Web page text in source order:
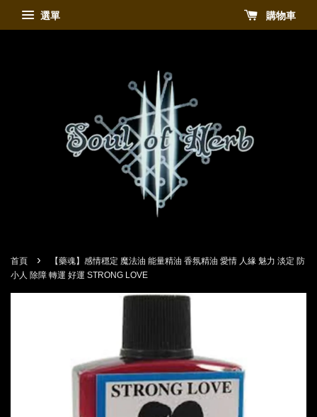
選單 購物車
首頁 ›
【藥魂】感情穩定 魔法油 能量精油 香氛精油 愛情 人緣 魅力 淡定 防
小人 除障 轉運 好運 STRONG LOVE